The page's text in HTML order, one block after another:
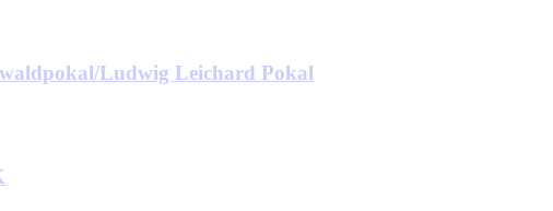
Ludwig Leichard Pokal